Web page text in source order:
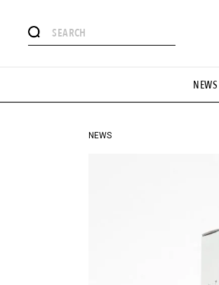
NEWS
#憧れの逸品
#GH 銘品の所以 #フイナムのYouTube
#HANDSOME HANDBOOK
NEWS